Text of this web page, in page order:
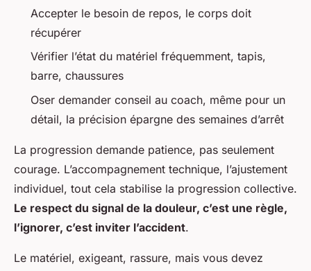
Accepter le besoin de repos, le corps doit
récupérer
Vérifier l’état du matériel fréquemment, tapis,
barre, chaussures
Oser demander conseil au coach, même pour un
détail, la précision épargne des semaines d’arrêt
La progression demande patience, pas seulement
courage. L’accompagnement technique, l’ajustement
individuel, tout cela stabilise la progression collective.
Le respect du signal de la douleur, c’est une règle,
l’ignorer, c’est inviter l’accident.
Le matériel, exigeant, rassure, mais vous devez